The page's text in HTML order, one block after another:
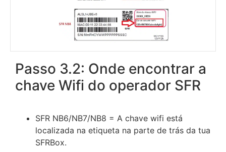
Passo 3.2: Onde encontrar a
chave Wifi do operador SFR
SFR NB6/NB7/NB8 = A chave wifi está
localizada na etiqueta na parte de trás da tua
SFRBox.